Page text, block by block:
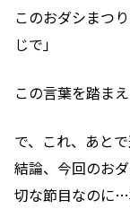
このおダシまつ
じで」
この言葉を踏ま
で、これ、あとで
結論、今回のお
切な節目なのに…